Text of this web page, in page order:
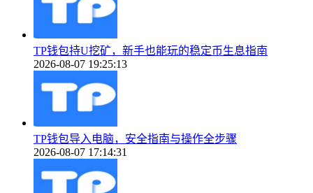
TP钱包持U挖矿，新手也能玩的稳定币生息指南
2026-08-07 19:25:13
TP钱包导入电脑，安全指南与操作全步骤
2026-08-07 17:14:31